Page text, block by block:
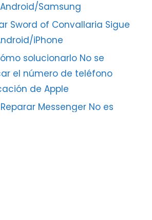
Samsung
Sword of Convallaria Sigue
iPhone
solucionarlo No se
el número de teléfono
de Apple
Messenger No es